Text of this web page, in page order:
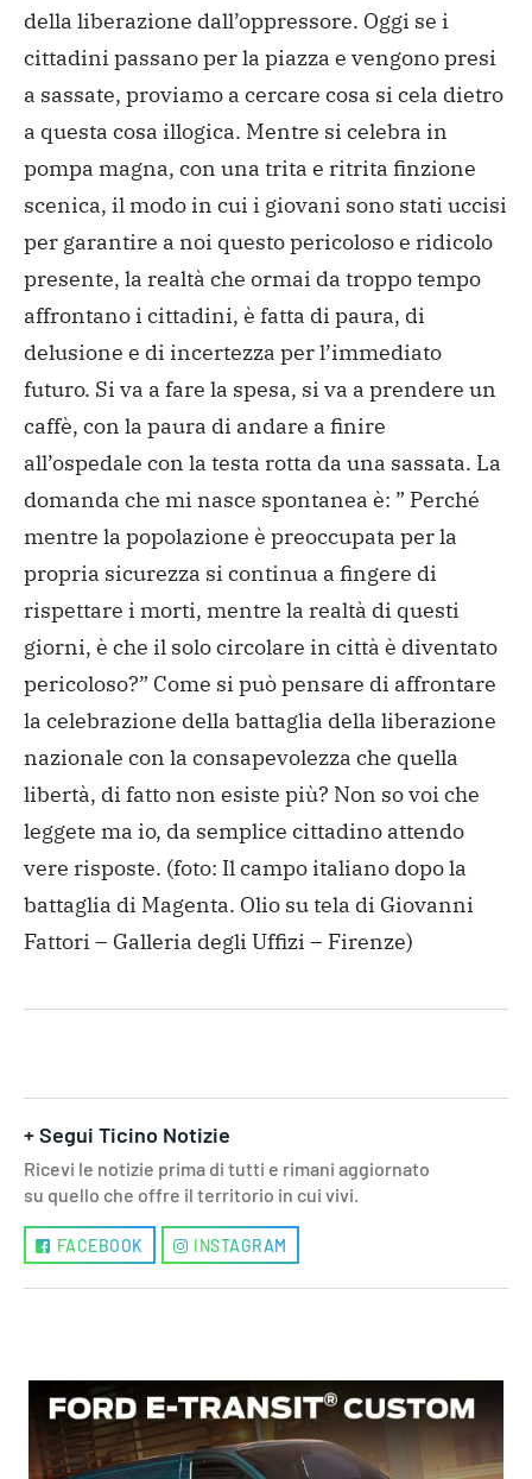
della liberazione dall’oppressore. Oggi se i
cittadini passano per la piazza e vengono presi
a sassate, proviamo a cercare cosa si cela dietro
a questa cosa illogica. Mentre si celebra in
pompa magna, con una trita e ritrita finzione
scenica, il modo in cui i giovani sono stati uccisi
per garantire a noi questo pericoloso e ridicolo
presente, la realtà che ormai da troppo tempo
affrontano i cittadini, è fatta di paura, di
delusione e di incertezza per l’immediato
futuro. Si va a fare la spesa, si va a prendere un
caffè, con la paura di andare a finire
all’ospedale con la testa rotta da una sassata. La
domanda che mi nasce spontanea è: ” Perché
mentre la popolazione è preoccupata per la
propria sicurezza si continua a fingere di
rispettare i morti, mentre la realtà di questi
giorni, è che il solo circolare in città è diventato
pericoloso?” Come si può pensare di affrontare
la celebrazione della battaglia della liberazione
nazionale con la consapevolezza che quella
libertà, di fatto non esiste più? Non so voi che
leggete ma io, da semplice cittadino attendo
vere risposte. (foto: Il campo italiano dopo la
battaglia di Magenta. Olio su tela di Giovanni
Fattori – Galleria degli Uffizi – Firenze)
+ Segui Ticino Notizie
Ricevi le notizie prima di tutti e rimani aggiornato
su quello che offre il territorio in cui vivi.
FACEBOOK INSTAGRAM